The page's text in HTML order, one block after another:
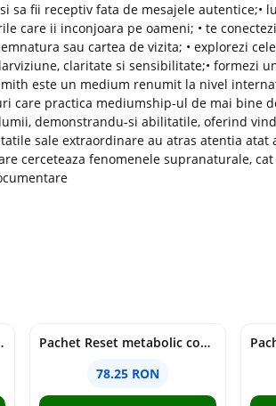
sa fii receptiv fata de mesajele autentice;•
care ii inconjoara pe oameni; • te
sau cartea de vizita; • explorezi
claritate si sensibilitate;• formezi
este un medium renumit la nivel
care practica mediumship-ul de mai bine
demonstrandu-si abilitatile, oferind
sale extraordinare au atras atentia atat
cerceteaza fenomenele supranaturale,
tăi
Pachet Reset metabolic complet
78.25 RON